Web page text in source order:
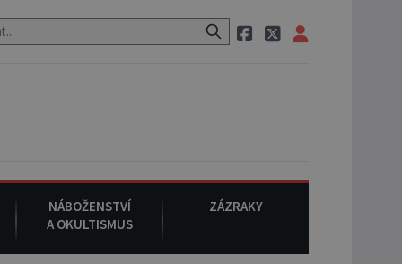
Oakville se z nebe snáší podivná rosolovitá látka
NÁBOŽENSTVÍ
A OKULTISMUS
ZÁZRAKY